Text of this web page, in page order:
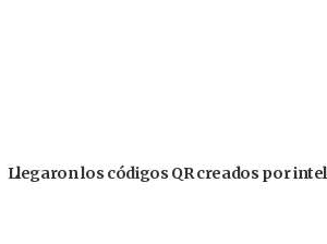
Llegaron los códigos QR creados por